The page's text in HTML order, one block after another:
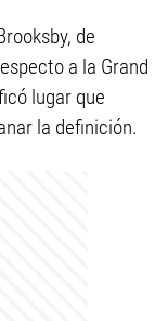
de
a la Grand
lugar que
la definición.